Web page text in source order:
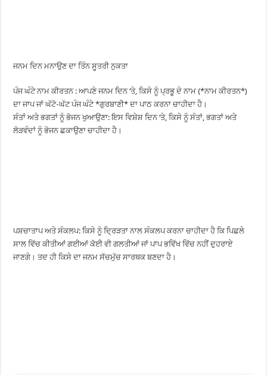
ਜਨਮ ਦਿਨ ਮਨਾਉਣ ਦਾ ਤਿੰਨ ਸੂਤਰੀ ਨੁਕਤਾ
ਪੰਜ ਘੰਟੇ ਨਾਮ ਕੀਰਤਨ : ਆਪਣੇ ਜਨਮ ਦਿਨ ‘ਤੇ, ਕਿਸੇ ਨੂੰ ਪ੍ਰਭੂ ਦੇ ਨਾਮ (*ਨਾਮ ਕੀਰਤਨ*)
ਦਾ ਜਾਪ ਜਾਂ ਘੱਟੋ-ਘੱਟ ਪੰਜ ਘੰਟੇ *ਗੁਰਬਾਣੀ* ਦਾ ਪਾਠ ਕਰਨਾ ਚਾਹੀਦਾ ਹੈ।
ਸੰਤਾਂ ਅਤੇ ਭਗਤਾਂ ਨੂੰ ਭੋਜਨ ਖੁਆਉਣਾ: ਇਸ ਵਿਸ਼ੇਸ਼ ਦਿਨ ‘ਤੇ, ਕਿਸੇ ਨੂੰ ਸੰਤਾਂ, ਭਗਤਾਂ ਅਤੇ
ਲੋੜਵੰਦਾਂ ਨੂੰ ਭੋਜਨ ਛਕਾਉਣਾ ਚਾਹੀਦਾ ਹੈ।
ਪਸ਼ਚਾਤਾਪ ਅਤੇ ਸੰਕਲਪ: ਕਿਸੇ ਨੂੰ ਦ੍ਰਿੜਤਾ ਨਾਲ ਸੰਕਲਪ ਕਰਨਾ ਚਾਹੀਦਾ ਹੈ ਕਿ ਪਿਛਲੇ
ਸਾਲ ਵਿੱਚ ਕੀਤੀਆਂ ਗਈਆਂ ਕੋਈ ਵੀ ਗਲਤੀਆਂ ਜਾਂ ਪਾਪ ਭਵਿੱਖ ਵਿੱਚ ਨਹੀਂ ਦੁਹਰਾਏ
ਜਾਣਗੇ। ਤਦ ਹੀ ਕਿਸੇ ਦਾ ਜਨਮ ਸੱਚਮੁੱਚ ਸਾਰਥਕ ਬਣਦਾ ਹੈ।